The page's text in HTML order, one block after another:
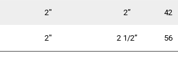
2" 2” 42
2" 2 1/2” 56